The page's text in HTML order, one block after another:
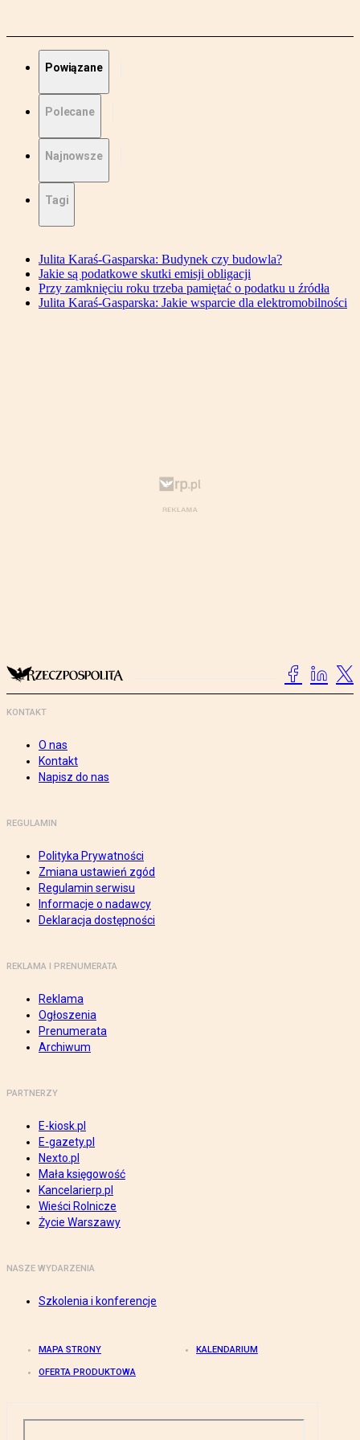
Powiązane
Polecane
Najnowsze
Tagi
Julita Karaś-Gasparska: Budynek czy budowla?
Jakie są podatkowe skutki emisji obligacji
Przy zamknięciu roku trzeba pamiętać o podatku u źródła
Julita Karaś-Gasparska: Jakie wsparcie dla elektromobilności
KONTAKT
O nas
Kontakt
Napisz do nas
REGULAMIN
Polityka Prywatności
Zmiana ustawień zgód
Regulamin serwisu
Informacje o nadawcy
Deklaracja dostępności
REKLAMA I PRENUMERATA
Reklama
Ogłoszenia
Prenumerata
Archiwum
PARTNERZY
E-kiosk.pl
E-gazety.pl
Nexto.pl
Mała księgowość
Kancelarierp.pl
Wieści Rolnicze
Życie Warszawy
NASZE WYDARZENIA
Szkolenia i konferencje
MAPA STRONY KALENDARIUM
OFERTA PRODUKTOWA